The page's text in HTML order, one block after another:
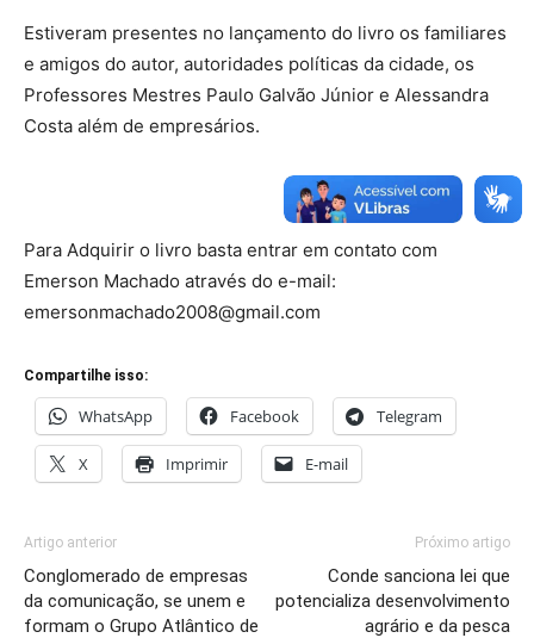
Estiveram presentes no lançamento do livro os familiares
e amigos do autor, autoridades políticas da cidade, os
Professores Mestres Paulo Galvão Júnior e Alessandra
Costa além de empresários.
Para Adquirir o livro basta entrar em contato com
Emerson Machado através do e-mail:
emersonmachado2008@gmail.com
Compartilhe isso:
WhatsApp Facebook Telegram
X Imprimir E-mail
Artigo anterior
Conglomerado de empresas
da comunicação, se unem e
formam o Grupo Atlântico de
Próximo artigo
Conde sanciona lei que
potencializa desenvolvimento
agrário e da pesca